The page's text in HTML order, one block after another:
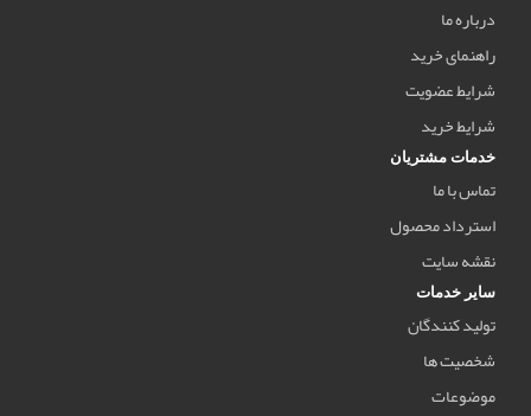
درباره ما
راهنمای خرید
شرایط عضویت
شرایط خرید
خدمات مشتریان
تماس با ما
استرداد محصول
نقشه سایت
سایر خدمات
تولید کنندگان
شخصیت ها
موضوعات